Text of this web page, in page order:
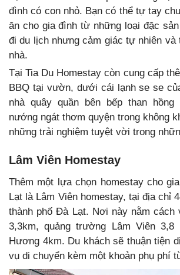
đình có con nhỏ. Bạn có thể tự tay
ăn cho gia đình từ những loại đặc
đi du lịch nhưng cảm giác tự nhiên và
nhà.
Tại Tia Du Homestay còn cung cấp
BBQ tại vườn, dưới cái lạnh se se
nhà quây quần bên bếp than
nướng ngát thơm quyện trong không
những trải nghiệm tuyệt vời trong
Lâm Viên Homestay
Thêm một lựa chọn homestay cho
Lạt là Lâm Viên homestay, tại địa chỉ
thành phố Đà Lạt. Nơi này nằm
3,3km, quảng trường Lâm Viên
Hương 4km. Du khách sẽ thuận tiện
vụ di chuyển kèm một khoản phụ phí